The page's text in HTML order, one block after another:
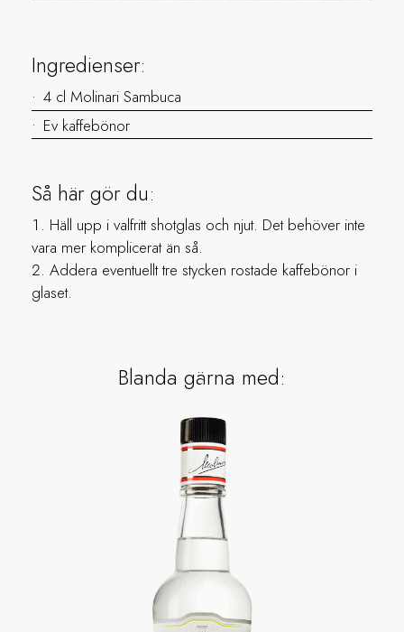
Blanda gärna med:
Ingredienser:
4 cl Molinari Sambuca
Ev kaffebönor
Så här gör du:
Häll upp i valfritt shotglas och njut. Det behöver inte
vara mer komplicerat än så.
Addera eventuellt tre stycken rostade kaffebönor i
glaset.